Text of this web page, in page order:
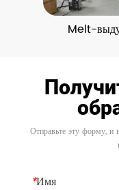
Melt-
Отправьте эту форму, и
*Имя